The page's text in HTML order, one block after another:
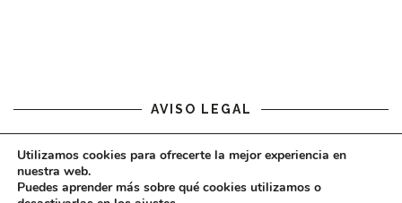
AVISO LEGAL
Aviso legal
Utilizamos cookies para ofrecerte la mejor experiencia en
nuestra web.
Puedes aprender más sobre qué cookies utilizamos o